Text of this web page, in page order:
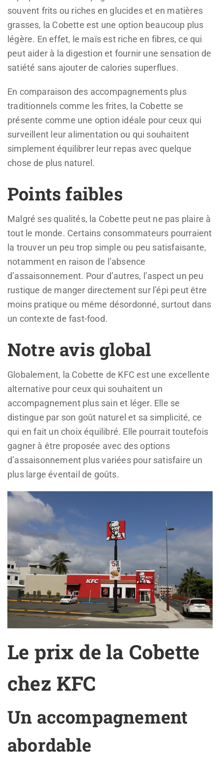
souvent frits ou riches en glucides et en matières
grasses, la Cobette est une option beaucoup plus
légère. En effet, le maïs est riche en fibres, ce qui
peut aider à la digestion et fournir une sensation de
satiété sans ajouter de calories superflues.
En comparaison des accompagnements plus
traditionnels comme les frites, la Cobette se
présente comme une option idéale pour ceux qui
surveillent leur alimentation ou qui souhaitent
simplement équilibrer leur repas avec quelque
chose de plus naturel.
Points faibles
Malgré ses qualités, la Cobette peut ne pas plaire à
tout le monde. Certains consommateurs pourraient
la trouver un peu trop simple ou peu satisfaisante,
notamment en raison de l’absence
d’assaisonnement. Pour d’autres, l’aspect un peu
rustique de manger directement sur l’épi peut être
moins pratique ou même désordonné, surtout dans
un contexte de fast-food.
Notre avis global
Globalement, la Cobette de KFC est une excellente
alternative pour ceux qui souhaitent un
accompagnement plus sain et léger. Elle se
distingue par son goût naturel et sa simplicité, ce
qui en fait un choix équilibré. Elle pourrait toutefois
gagner à être proposée avec des options
d’assaisonnement plus variées pour satisfaire un
plus large éventail de goûts.
Le prix de la Cobette
chez KFC
Un accompagnement
abordable